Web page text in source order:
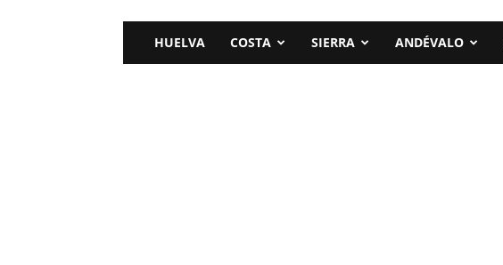
HUELVA COSTA SIERRA ANDÉVALO